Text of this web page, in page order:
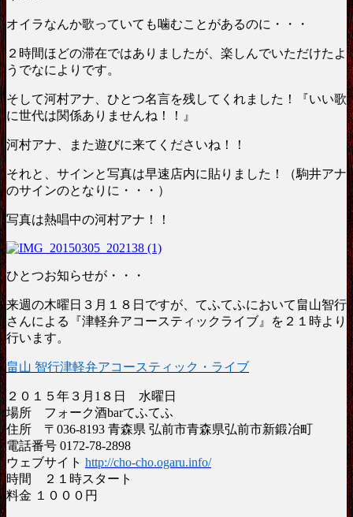
オイラなんか歌っていても噛むことがあるのに・・・
２時間ほどの滞在ではありましたが、楽しんでいただけたよ
うでなによりです。
そして河村アナ、ひとつ名言を残してくれました！『いい歌
に世代は関係ありませんね！！』
河村アナ、また遊びに来てくださいね！！
それと、サインと写真は早速店内に貼りました！（駒井アナ
のサインのとなりに・・・）
写真は熱唱中の河村アナ！！
ひとつお知らせが・・・
来週の木曜日３月１８日ですが、てふてふにおいて畠山智行
さんによる『津軽弁アコースティックライブ』を２１時より
行います。
畠山 智行津軽弁アコースティック・ライブ
２０１５年３月1８日 水曜日
場所 フォーク酒barてふてふ
住所 〒036-8193 青森県 弘前市青森県弘前市新鍛冶町
電話番号 0172-78-2898
ウェブサイト http://cho-cho.ogaru.info/
時間 ２１時スタート
料金 １０００円